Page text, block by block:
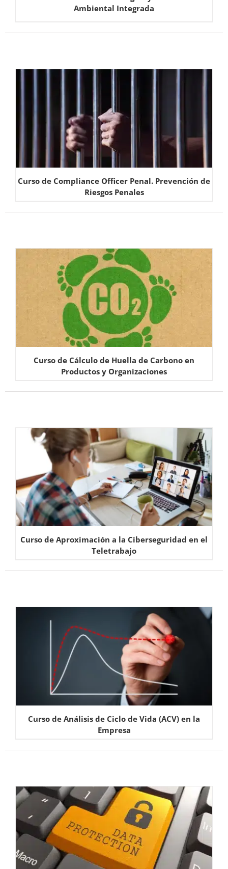
Ambiental Integrada
Curso de Compliance Officer Penal. Prevención de
Riesgos Penales
Curso de Cálculo de Huella de Carbono en
Productos y Organizaciones
Curso de Aproximación a la Ciberseguridad en el
Teletrabajo
Curso de Análisis de Ciclo de Vida (ACV) en la
Empresa